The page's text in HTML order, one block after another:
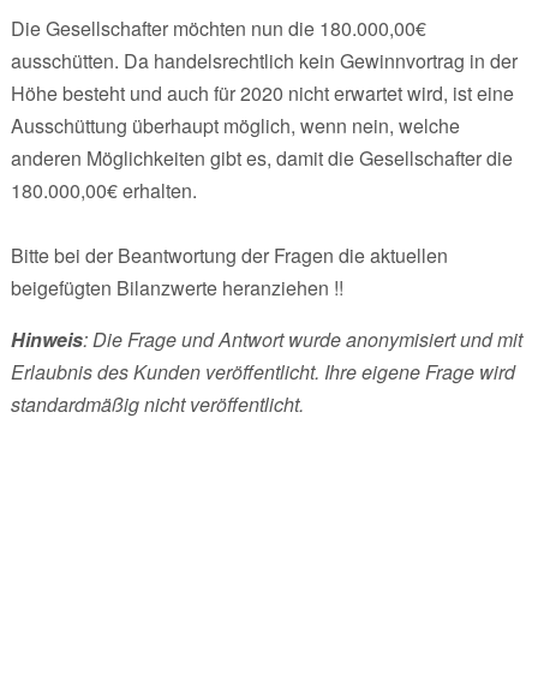
Die Gesellschafter möchten nun die 180.000,00€
ausschütten. Da handelsrechtlich kein Gewinnvortrag in der
Höhe besteht und auch für 2020 nicht erwartet wird, ist eine
Ausschüttung überhaupt möglich, wenn nein, welche
anderen Möglichkeiten gibt es, damit die Gesellschafter die
180.000,00€ erhalten.
Bitte bei der Beantwortung der Fragen die aktuellen
beigefügten Bilanzwerte heranziehen !!
Hinweis: Die Frage und Antwort wurde anonymisiert und mit
Erlaubnis des Kunden veröffentlicht. Ihre eigene Frage wird
standardmäßig nicht veröffentlicht.